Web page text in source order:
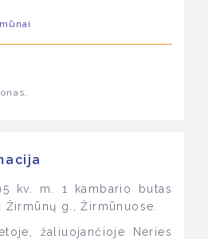
kv. m. 1 kambario butas
g., Žirmūnuose.
žaliuojančioje Neries